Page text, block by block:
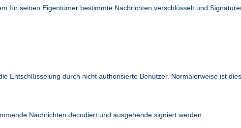
für seinen Eigentümer bestimmte Nachrichten verschlüsselt und
Entschlüsselung durch nicht authorisierte Benutzer. Normalerweise ist
Nachrichten decodiert und ausgehende signiert werden.